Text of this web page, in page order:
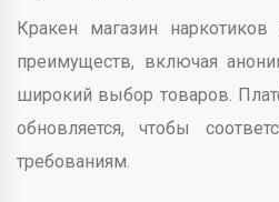
Кракен магазин наркотиков
преимуществ, включая
широкий выбор товаров.
обновляется, чтобы
требованиям.